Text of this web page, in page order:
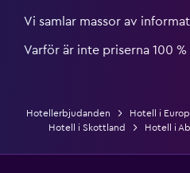
Vi samlar massor av
Varför är inte priserna 100
Hotellerbjudanden Hotell i
Hotell i Skottland
Hotell i